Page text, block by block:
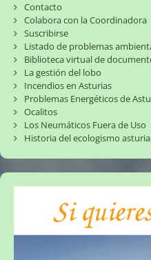
Contacto
Colabora con la Coordinadora
Suscribirse
Listado de problemas
Biblioteca virtual de
La gestión del lobo
Incendios en Asturias
Problemas Energéticos de
Ocalitos
Los Neumáticos Fuera de Uso
Historia del ecologismo